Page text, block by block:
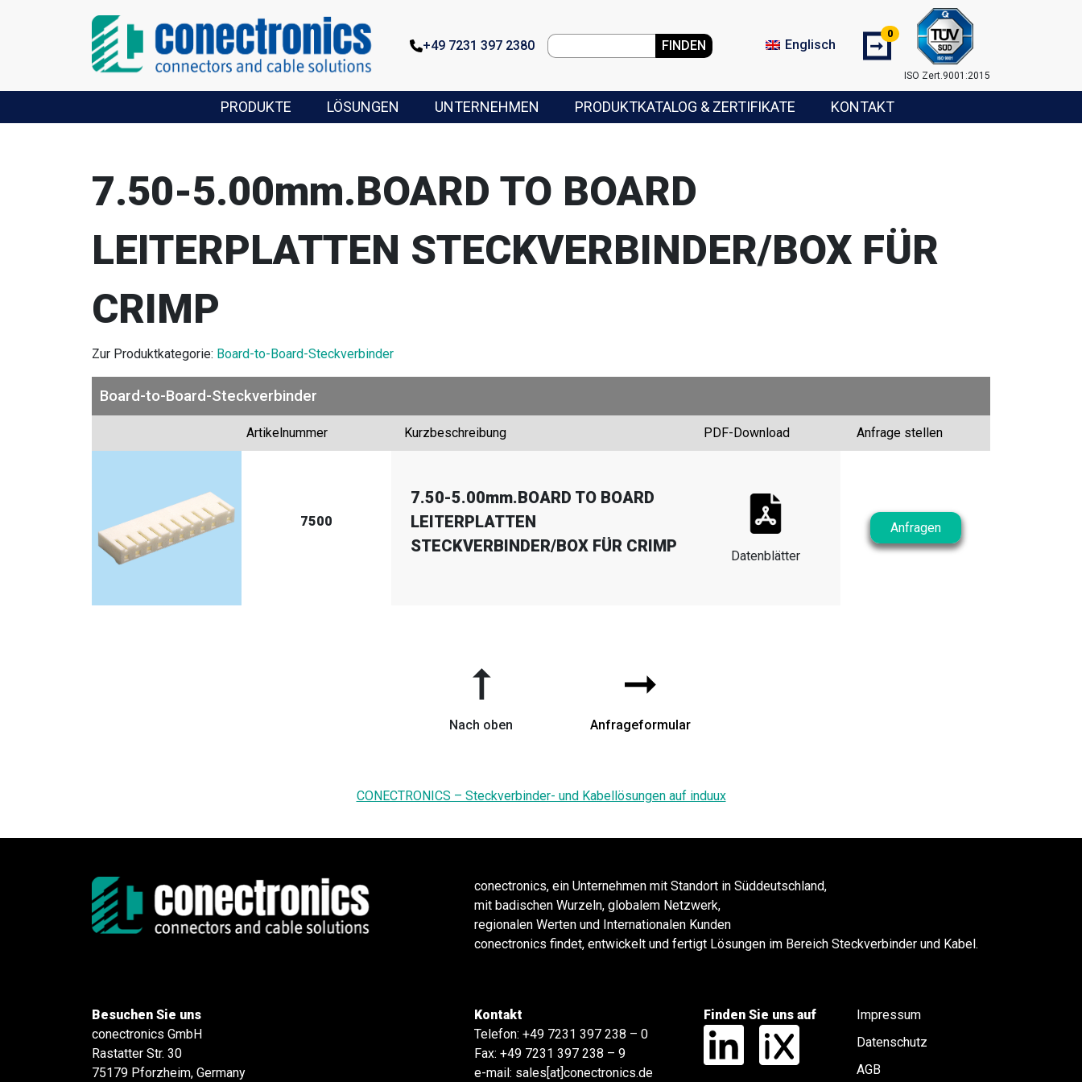
+49 7231 397 2380 FINDEN Englisch ➞
0
ISO Zert.9001:2015
PRODUKTE LÖSUNGEN UNTERNEHMEN PRODUKTKATALOG & ZERTIFIKATE KONTAKT
7.50-5.00mm.BOARD TO BOARD
LEITERPLATTEN STECKVERBINDER/BOX FÜR
CRIMP
Zur Produktkategorie: Board-to-Board-Steckverbinder
Board-to-Board-Steckverbinder
Artikelnummer Kurzbeschreibung PDF-Download Anfrage stellen
7500
7.50-5.00mm.BOARD TO BOARD
LEITERPLATTEN
STECKVERBINDER/BOX FÜR CRIMP
Datenblätter
Anfragen
➞
Nach oben
➞
Anfrageformular
CONECTRONICS – Steckverbinder- und Kabellösungen auf induux
conectronics, ein Unternehmen mit Standort in Süddeutschland,
mit badischen Wurzeln, globalem Netzwerk,
regionalen Werten und Internationalen Kunden
conectronics findet, entwickelt und fertigt Lösungen im Bereich Steckverbinder und Kabel.
Besuchen Sie uns
conectronics GmbH
Rastatter Str. 30
75179 Pforzheim, Germany
Kontakt
Telefon: +49 7231 397 238 – 0
Fax: +49 7231 397 238 – 9
e-mail: sales[at]conectronics.de
Finden Sie uns auf
Impressum
Datenschutz
AGB